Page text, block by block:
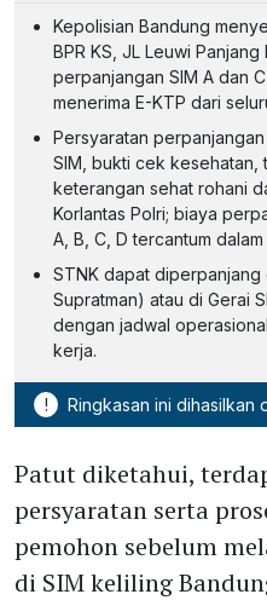
Kepolisian Bandung
BPR KS, JL Leuwi
perpanjangan SIM A dan
menerima E-KTP dari
Persyaratan
SIM, bukti cek kesehatan,
keterangan sehat rohani
Korlantas Polri; biaya
A, B, C, D tercantum
STNK dapat diperpanjang
Supratman) atau di Gerai
dengan jadwal
kerja.
! Ringkasan ini dihasilkan
Patut diketahui,
persyaratan serta
pemohon sebelum
di SIM keliling